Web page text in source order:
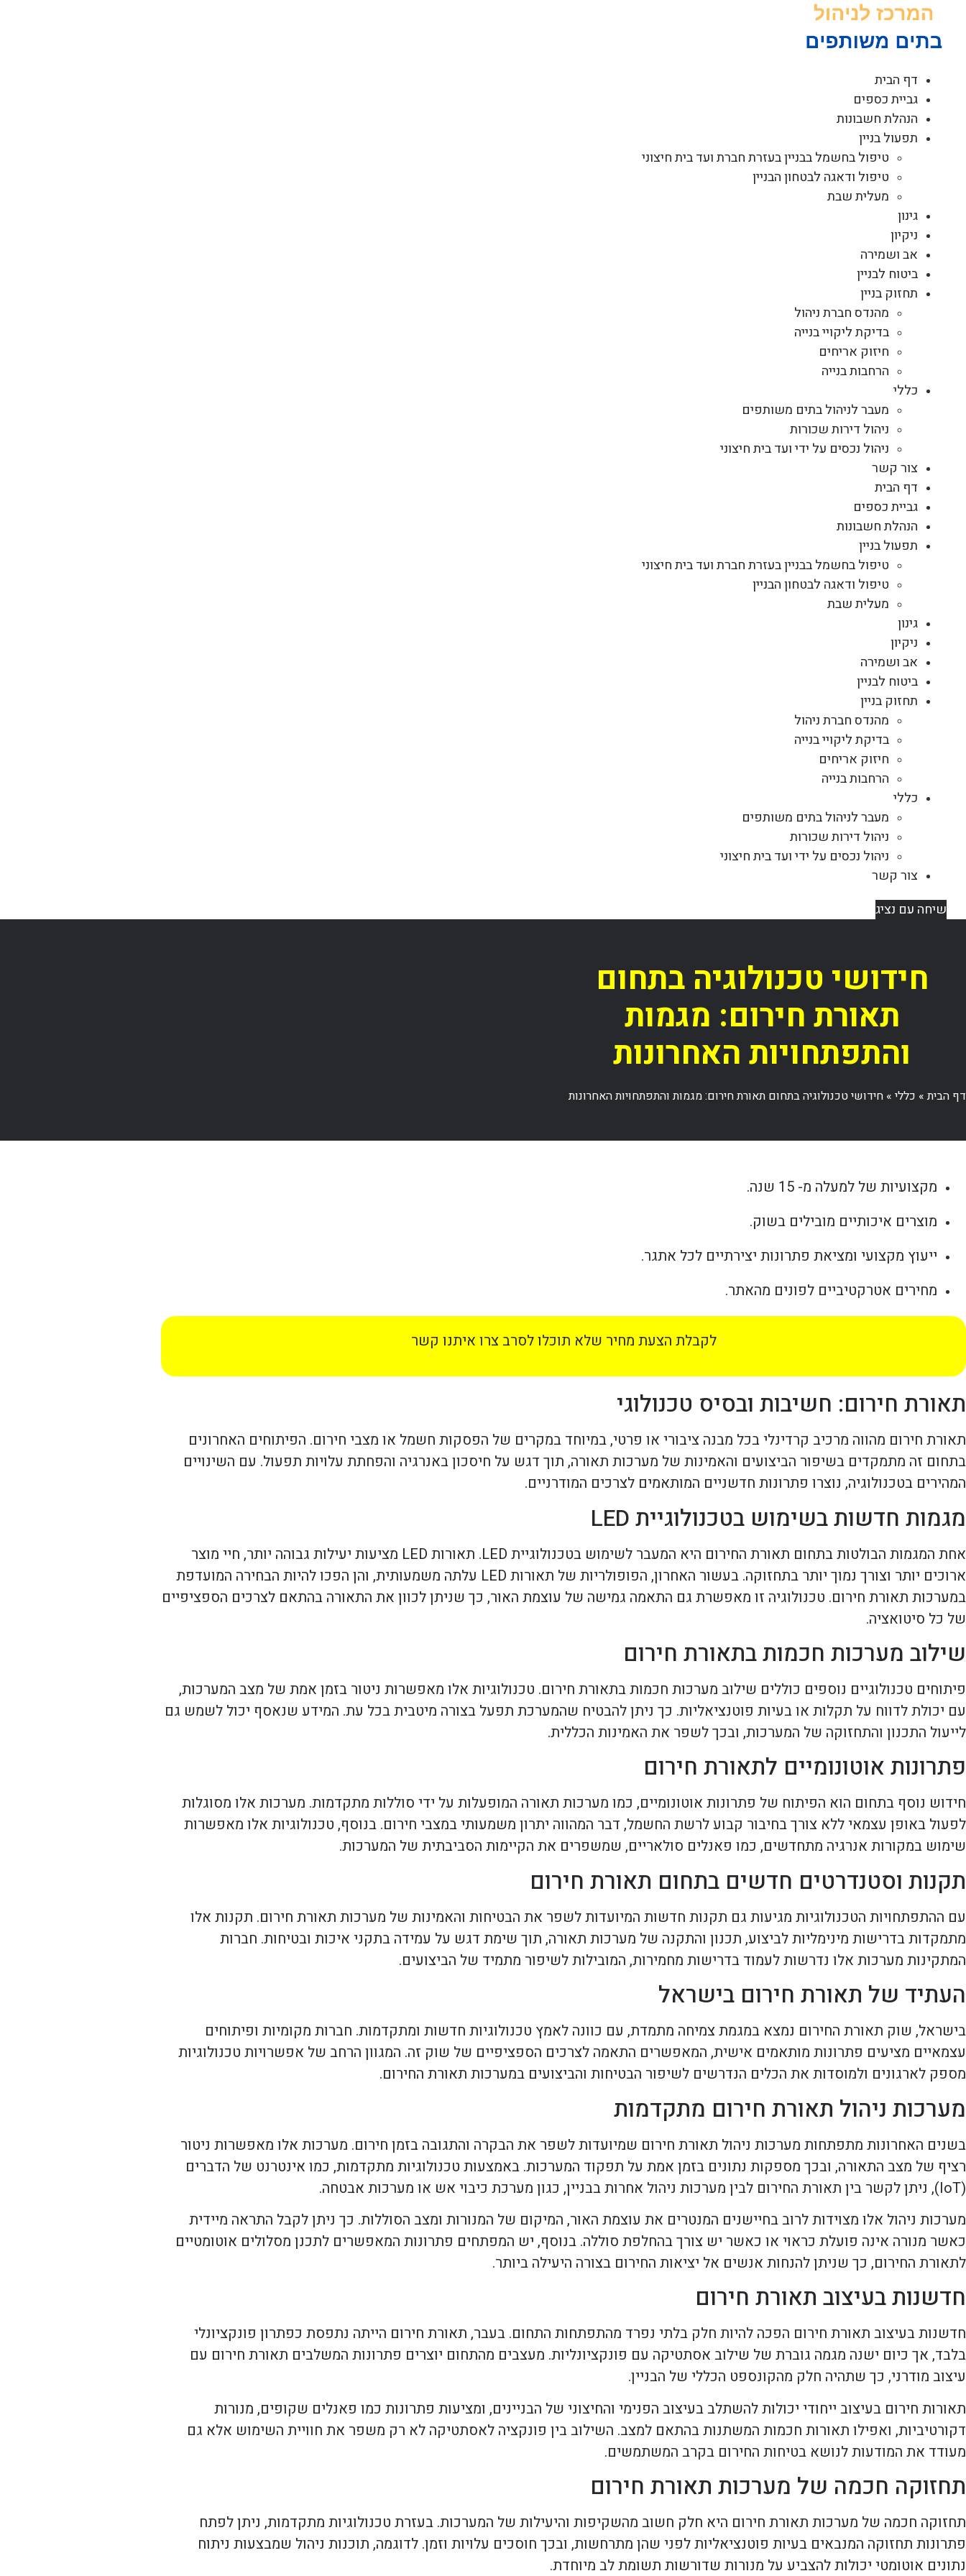
דף הבית
גביית כספים
הנהלת חשבונות
תפעול בניין
טיפול בחשמל בבניין בעזרת חברת ועד בית חיצוני
טיפול ודאגה לבטחון הבניין
מעלית שבת
גינון
ניקיון
אב ושמירה
ביטוח לבניין
תחזוק בניין
מהנדס חברת ניהול
בדיקת ליקויי בנייה
חיזוק אריחים
הרחבות בנייה
כללי
מעבר לניהול בתים משותפים
ניהול דירות שכורות
ניהול נכסים על ידי ועד בית חיצוני
צור קשר
דף הבית
גביית כספים
הנהלת חשבונות
תפעול בניין
טיפול בחשמל בבניין בעזרת חברת ועד בית חיצוני
טיפול ודאגה לבטחון הבניין
מעלית שבת
גינון
ניקיון
אב ושמירה
ביטוח לבניין
תחזוק בניין
מהנדס חברת ניהול
בדיקת ליקויי בנייה
חיזוק אריחים
הרחבות בנייה
כללי
מעבר לניהול בתים משותפים
ניהול דירות שכורות
ניהול נכסים על ידי ועד בית חיצוני
צור קשר
שיחה עם נציג
חידושי טכנולוגיה בתחום
תאורת חירום: מגמות
והתפתחויות האחרונות
דף הבית» כללי » חידושי טכנולוגיה בתחום תאורת חירום: מגמות והתפתחויות האחרונות
מקצועיות של למעלה מ- 15 שנה.
מוצרים איכותיים מובילים בשוק.
ייעוץ מקצועי ומציאת פתרונות יצירתיים לכל אתגר.
מחירים אטרקטיביים לפונים מהאתר.
לקבלת הצעת מחיר שלא תוכלו לסרב צרו איתנו קשר
תאורת חירום: חשיבות ובסיס טכנולוגי
תאורת חירום מהווה מרכיב קרדינלי בכל מבנה ציבורי או פרטי, במיוחד במקרים של הפסקות חשמל או מצבי חירום. הפיתוחים האחרונים
בתחום זה מתמקדים בשיפור הביצועים והאמינות של מערכות תאורה, תוך דגש על חיסכון באנרגיה והפחתת עלויות תפעול. עם השינויים
המהירים בטכנולוגיה, נוצרו פתרונות חדשניים המותאמים לצרכים המודרניים.
מגמות חדשות בשימוש בטכנולוגיית LED
אחת המגמות הבולטות בתחום תאורת החירום היא המעבר לשימוש בטכנולוגיית LED. תאורות LED מציעות יעילות גבוהה יותר, חיי מוצר
ארוכים יותר וצורך נמוך יותר בתחזוקה. בעשור האחרון, הפופולריות של תאורות LED עלתה משמעותית, והן הפכו להיות הבחירה המועדפת
במערכות תאורת חירום. טכנולוגיה זו מאפשרת גם התאמה גמישה של עוצמת האור, כך שניתן לכוון את התאורה בהתאם לצרכים הספציפיים
של כל סיטואציה.
שילוב מערכות חכמות בתאורת חירום
פיתוחים טכנולוגיים נוספים כוללים שילוב מערכות חכמות בתאורת חירום. טכנולוגיות אלו מאפשרות ניטור בזמן אמת של מצב המערכות,
עם יכולת לדווח על תקלות או בעיות פוטנציאליות. כך ניתן להבטיח שהמערכת תפעל בצורה מיטבית בכל עת. המידע שנאסף יכול לשמש גם
לייעול התכנון והתחזוקה של המערכות, ובכך לשפר את האמינות הכללית.
פתרונות אוטונומיים לתאורת חירום
חידוש נוסף בתחום הוא הפיתוח של פתרונות אוטונומיים, כמו מערכות תאורה המופעלות על ידי סוללות מתקדמות. מערכות אלו מסוגלות
לפעול באופן עצמאי ללא צורך בחיבור קבוע לרשת החשמל, דבר המהווה יתרון משמעותי במצבי חירום. בנוסף, טכנולוגיות אלו מאפשרות
שימוש במקורות אנרגיה מתחדשים, כמו פאנלים סולאריים, שמשפרים את הקיימות הסביבתית של המערכות.
תקנות וסטנדרטים חדשים בתחום תאורת חירום
עם ההתפתחויות הטכנולוגיות מגיעות גם תקנות חדשות המיועדות לשפר את הבטיחות והאמינות של מערכות תאורת חירום. תקנות אלו
מתמקדות בדרישות מינימליות לביצוע, תכנון והתקנה של מערכות תאורה, תוך שימת דגש על עמידה בתקני איכות ובטיחות. חברות
המתקינות מערכות אלו נדרשות לעמוד בדרישות מחמירות, המובילות לשיפור מתמיד של הביצועים.
העתיד של תאורת חירום בישראל
בישראל, שוק תאורת החירום נמצא במגמת צמיחה מתמדת, עם כוונה לאמץ טכנולוגיות חדשות ומתקדמות. חברות מקומיות ופיתוחים
עצמאיים מציעים פתרונות מותאמים אישית, המאפשרים התאמה לצרכים הספציפיים של שוק זה. המגוון הרחב של אפשרויות טכנולוגיות
מספק לארגונים ולמוסדות את הכלים הנדרשים לשיפור הבטיחות והביצועים במערכות תאורת החירום.
מערכות ניהול תאורת חירום מתקדמות
בשנים האחרונות מתפתחות מערכות ניהול תאורת חירום שמיועדות לשפר את הבקרה והתגובה בזמן חירום. מערכות אלו מאפשרות ניטור
רציף של מצב התאורה, ובכך מספקות נתונים בזמן אמת על תפקוד המערכות. באמצעות טכנולוגיות מתקדמות, כמו אינטרנט של הדברים
(IoT), ניתן לקשר בין תאורת החירום לבין מערכות ניהול אחרות בבניין, כגון מערכת כיבוי אש או מערכות אבטחה.
מערכות ניהול אלו מצוידות לרוב בחיישנים המנטרים את עוצמת האור, המיקום של המנורות ומצב הסוללות. כך ניתן לקבל התראה מיידית
כאשר מנורה אינה פועלת כראוי או כאשר יש צורך בהחלפת סוללה. בנוסף, יש המפתחים פתרונות המאפשרים לתכנן מסלולים אוטומטיים
לתאורת החירום, כך שניתן להנחות אנשים אל יציאות החירום בצורה היעילה ביותר.
חדשנות בעיצוב תאורת חירום
חדשנות בעיצוב תאורת חירום הפכה להיות חלק בלתי נפרד מהתפתחות התחום. בעבר, תאורת חירום הייתה נתפסת כפתרון פונקציונלי
בלבד, אך כיום ישנה מגמה גוברת של שילוב אסתטיקה עם פונקציונליות. מעצבים מהתחום יוצרים פתרונות המשלבים תאורת חירום עם
עיצוב מודרני, כך שתהיה חלק מהקונספט הכללי של הבניין.
תאורות חירום בעיצוב ייחודי יכולות להשתלב בעיצוב הפנימי והחיצוני של הבניינים, ומציעות פתרונות כמו פאנלים שקופים, מנורות
דקורטיביות, ואפילו תאורות חכמות המשתנות בהתאם למצב. השילוב בין פונקציה לאסתטיקה לא רק משפר את חוויית השימוש אלא גם
מעודד את המודעות לנושא בטיחות החירום בקרב המשתמשים.
תחזוקה חכמה של מערכות תאורת חירום
תחזוקה חכמה של מערכות תאורת חירום היא חלק חשוב מהשקיפות והיעילות של המערכות. בעזרת טכנולוגיות מתקדמות, ניתן לפתח
פתרונות תחזוקה המנבאים בעיות פוטנציאליות לפני שהן מתרחשות, ובכך חוסכים עלויות וזמן. לדוגמה, תוכנות ניהול שמבצעות ניתוח
נתונים אוטומטי יכולות להצביע על מנורות שדורשות תשומת לב מיוחדת.